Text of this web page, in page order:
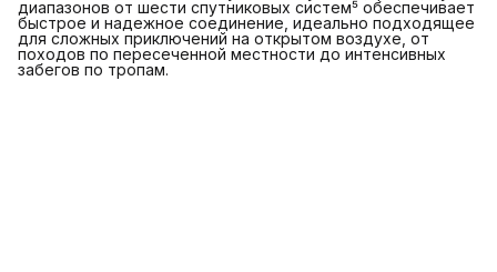
диапазонов от шести спутниковых систем⁵ обеспечивает
быстрое и надежное соединение, идеально подходящее
для сложных приключений на открытом воздухе, от
походов по пересеченной местности до интенсивных
забегов по тропам.